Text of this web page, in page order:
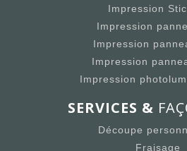
Impression
Impression
Impression
Impression
Impression
SERVICES &
Découpe
Fraisage